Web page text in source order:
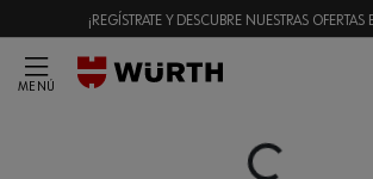
¡REGÍSTRATE Y DESCUBRE NUESTRAS OFERTAS
MENÚ
Loading...